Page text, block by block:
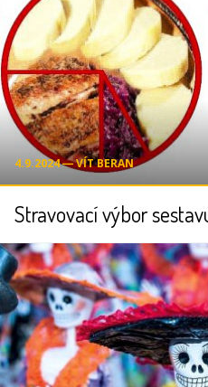
4.9.2024 ― VÍT BERAN
Stravovací výbor